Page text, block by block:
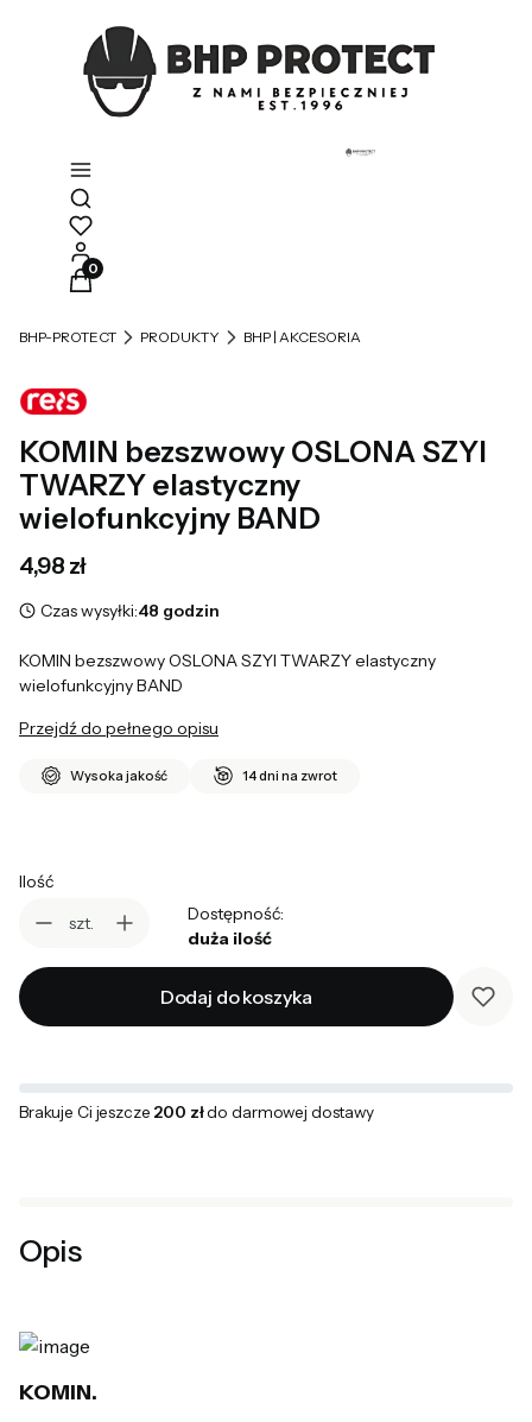
Otwórz wyszukiwarkę
Produkty w koszyku: 0. Zobacz szczegóły
BHP-PROTECT PRODUKTY BHP | AKCESORIA
KOMIN bezszwowy OSLONA SZYI
TWARZY elastyczny
wielofunkcyjny BAND
Cena
4,98 zł
Czas wysyłki:48 godzin
KOMIN bezszwowy OSLONA SZYI TWARZY elastyczny
wielofunkcyjny BAND
Przejdź do pełnego opisu
Wysoka jakość 14 dni na zwrot
Ilość
szt.
Dostępność:
duża ilość
Dodaj do koszyka
Brakuje Ci jeszcze 200 złdo darmowej dostawy
Opis
KOMIN.